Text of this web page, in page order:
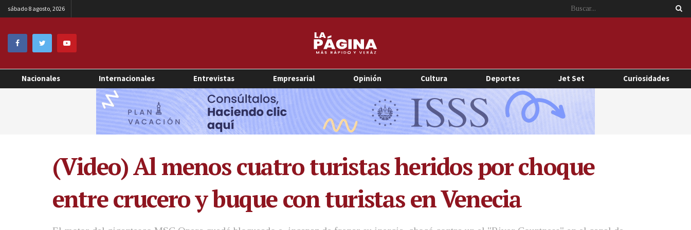
sábado 8 agosto, 2026
Nacionales Internacionales Entrevistas Empresarial Opinión Cultura Deportes Jet Set Curiosidades
(Video) Al menos cuatro turistas heridos por choque
entre crucero y buque con turistas en Venecia